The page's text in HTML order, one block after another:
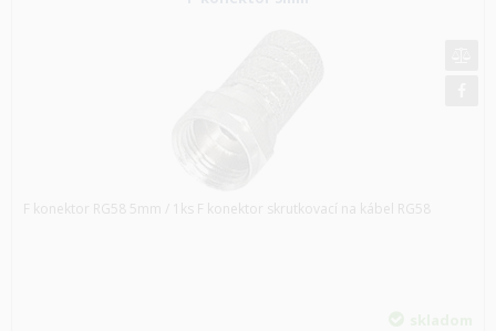
F konektor RG58 5mm / 1ks F konektor skrutkovací na kábel RG58